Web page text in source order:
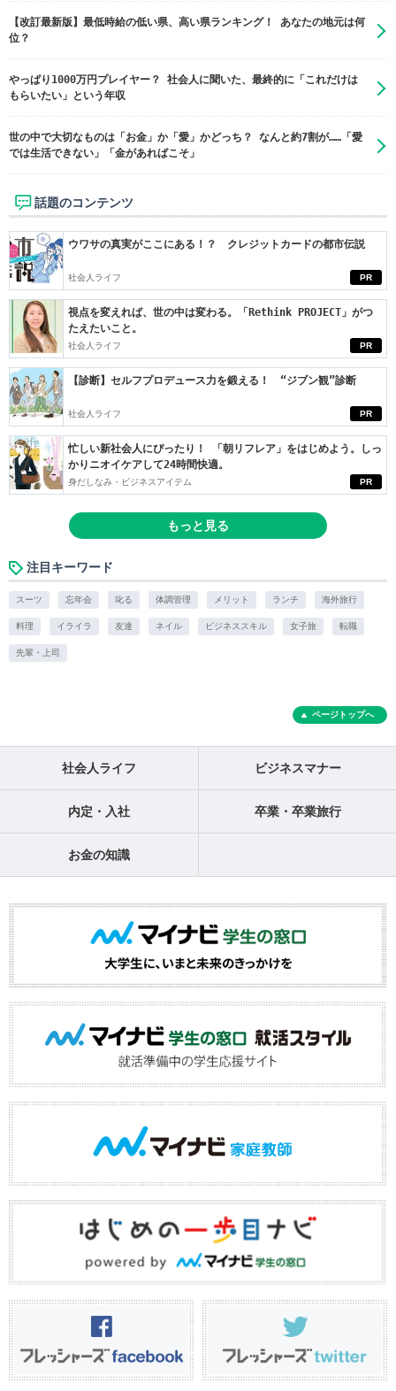
【改訂最新版】最低時給の低い県、高い県ランキング！ あなたの地元は何
位？
やっぱり1000万円プレイヤー？ 社会人に聞いた、最終的に「これだけは
もらいたい」という年収
世の中で大切なものは「お金」か「愛」かどっち？ なんと約7割が……「愛
では生活できない」「金があればこそ」
話題のコンテンツ
PR
ウワサの真実がここにある！？ クレジットカードの都市伝説
社会人ライフ
PR
視点を変えれば、世の中は変わる。「Rethink PROJECT」がつ
たえたいこと。
社会人ライフ
PR
【診断】セルフプロデュース力を鍛える！ “ジブン観”診断
社会人ライフ
PR
忙しい新社会人にぴったり！ 「朝リフレア」をはじめよう。しっ
かりニオイケアして24時間快適。
身だしなみ・ビジネスアイテム
もっと見る
注目キーワード
スーツ 忘年会 叱る 体調管理 メリット ランチ 海外旅行
料理 イライラ 友達 ネイル ビジネススキル 女子旅 転職
先輩・上司
ページトップへ
社会人ライフ ビジネスマナー
内定・入社 卒業・卒業旅行
お金の知識